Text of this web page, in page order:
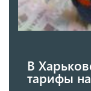
В
тарифы